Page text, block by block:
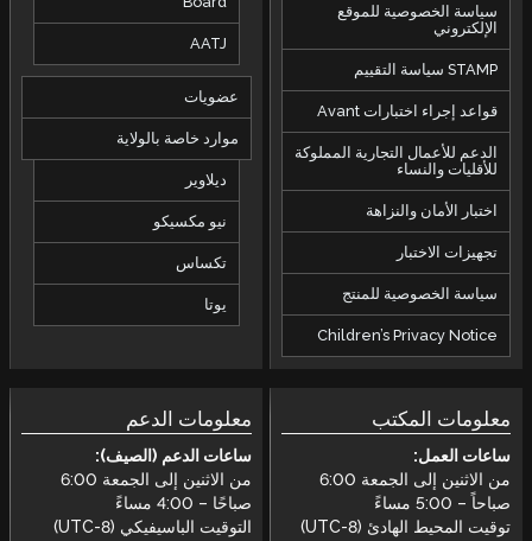
سياسة الخصوصية للموقع
الإلكتروني
STAMP سياسة التقييم
قواعد إجراء اختبارات Avant
الدعم للأعمال التجارية المملوكة
للأقليات والنساء
اختبار الأمان والنزاهة
تجهيزات الاختبار
سياسة الخصوصية للمنتج
Children’s Privacy Notice
AATJ
عضويات
موارد خاصة بالولاية
ديلاوير
نيو مكسيكو
تكساس
يوتا
معلومات المكتب
ساعات العمل:
من الاثنين إلى الجمعة 6:00
صباحاً – 5:00 مساءً
توقيت المحيط الهادئ (UTC-8)
معلومات الدعم
ساعات الدعم (الصيف):
من الاثنين إلى الجمعة 6:00
صباحًا – 4:00 مساءً
التوقيت الباسيفيكي (UTC-8)